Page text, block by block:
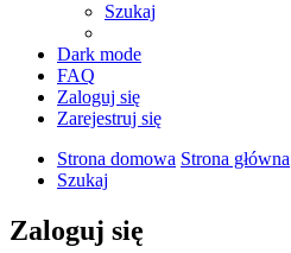
Szukaj
Dark mode
FAQ
Zaloguj się
Zarejestruj się
Strona domowa Strona główna
Szukaj
Zaloguj się